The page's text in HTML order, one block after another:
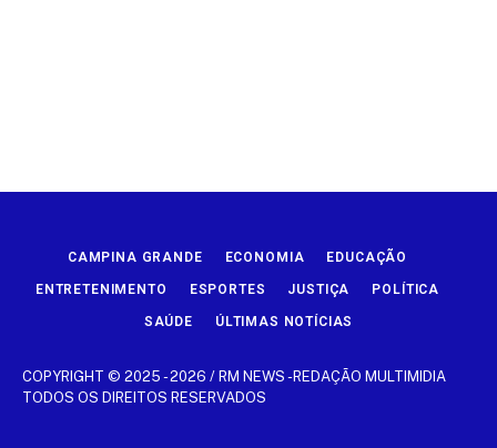
CAMPINA GRANDE ECONOMIA EDUCAÇÃO
ENTRETENIMENTO ESPORTES JUSTIÇA POLÍTICA
SAÚDE ÚLTIMAS NOTÍCIAS
COPYRIGHT © 2025 - 2026 / RM NEWS -REDAÇÃO MULTIMIDIA
TODOS OS DIREITOS RESERVADOS